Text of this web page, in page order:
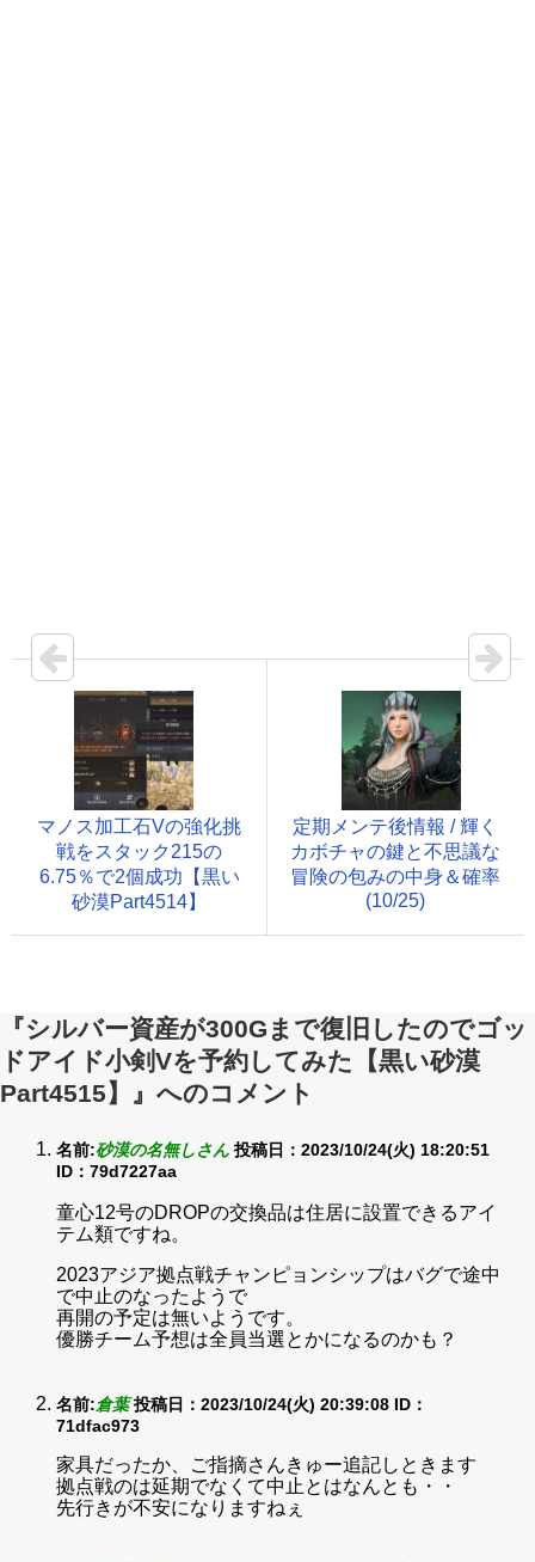
マノス加工石Vの強化挑
戦をスタック215の
6.75％で2個成功【黒い
砂漠Part4514】
定期メンテ後情報 / 輝く
カボチャの鍵と不思議な
冒険の包みの中身＆確率
(10/25)
『シルバー資産が300Gまで復旧したのでゴッ
ドアイド小剣Vを予約してみた【黒い砂漠
Part4515】』へのコメント
名前:砂漠の名無しさん 投稿日：2023/10/24(火) 18:20:51
ID：79d7227aa
童心12号のDROPの交換品は住居に設置できるアイ
テム類ですね。
2023アジア拠点戦チャンピョンシップはバグで途中
で中止のなったようで
再開の予定は無いようです。
優勝チーム予想は全員当選とかになるのかも？
名前:倉葉 投稿日：2023/10/24(火) 20:39:08 ID：
71dfac973
家具だったか、ご指摘さんきゅー追記しときます
拠点戦のは延期でなくて中止とはなんとも・・
先行きが不安になりますねぇ